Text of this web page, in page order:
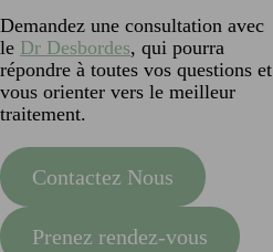
Demandez une consultation avec
le Dr Desbordes, qui pourra
répondre à toutes vos questions et
vous orienter vers le meilleur
traitement.
Contactez Nous
Prenez rendez-vous